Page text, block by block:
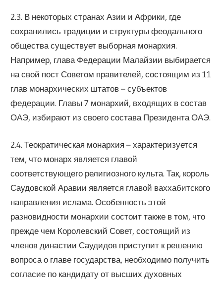
2.3. В некоторых странах Азии и Африки, где
сохранились традиции и структуры феодального
общества существует выборная монархия.
Например, глава Федерации Малайзии выбирается
на свой пост Советом правителей, состоящим из 11
глав монархических штатов – субъектов
федерации. Главы 7 монархий, входящих в состав
ОАЭ, избирают из своего состава Президента ОАЭ.
2.4. Теократическая монархия – характеризуется
тем, что монарх является главой
соответствующего религиозного культа. Так, король
Саудовской Аравии является главой ваххабитского
направления ислама. Особенность этой
разновидности монархии состоит также в том, что
прежде чем Королевский Совет, состоящий из
членов династии Саудидов приступит к решению
вопроса о главе государства, необходимо получить
согласие по кандидату от высших духовных